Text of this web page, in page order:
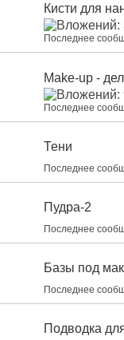
Кисти для
Последнее
Make-up -
Последнее
Тени
Последнее
Пудра-2
Последнее
Базы под
Последнее
Подводка